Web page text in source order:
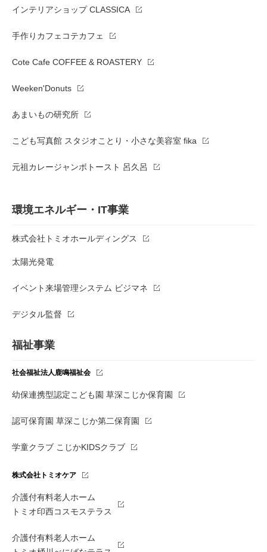
インテリアショップ CLASSICA
手作りカフェコテカフェ
Cote Cafe COFFEE & ROASTERY
Weeken'Donuts
あまいもの研究所
こども写真館 スタジオことり・小さな美容室 fika
元祖カレージャンボトースト 呂久呂
環境エネルギー・IT事業
株式会社トミオホールディングス
太陽光発電
イベント来場管理システム ビジマネ
デジタル監督
福祉事業
社会福祉法人鹿鳴福祉会
幼保連携型認定こども園 草深こじか保育園
認可保育園 草深こじか第二保育園
学童クラブ こじかKIDSクラブ
株式会社トミオケア
介護付有料老人ホーム
トミオ印西コスモステラス
介護付有料老人ホーム